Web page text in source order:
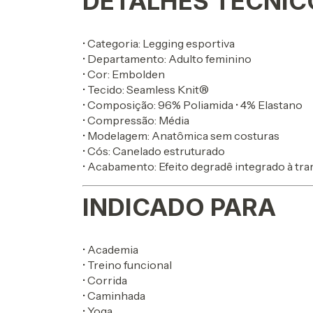
• Categoria: Legging esportiva
• Departamento: Adulto feminino
• Cor: Embolden
• Tecido: Seamless Knit®
• Composição: 96% Poliamida • 4% Elastano
• Compressão: Média
• Modelagem: Anatômica sem costuras
• Cós: Canelado estruturado
• Acabamento: Efeito degradê integrado à
INDICADO PARA
• Academia
• Treino funcional
• Corrida
• Caminhada